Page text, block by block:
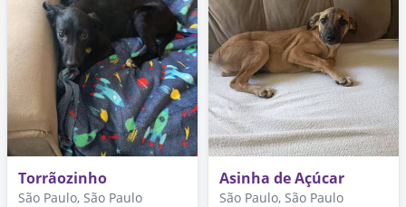
Torrãozinho
São Paulo, São Paulo
Asinha de Açúcar
São Paulo, São Paulo